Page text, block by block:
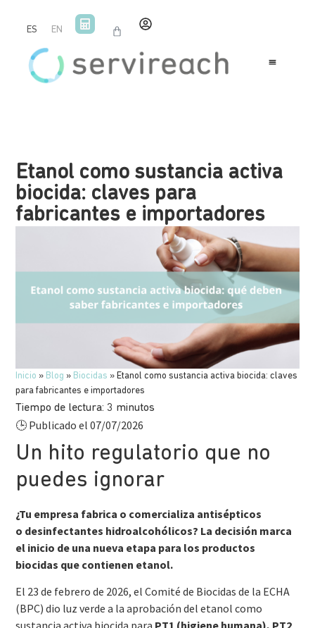
ES EN
Etanol como sustancia activa
biocida: claves para
fabricantes e importadores
Inicio » Blog » Biocidas » Etanol como sustancia activa biocida: claves
para fabricantes e importadores
Tiempo de lectura: 3 minutos
🕒 Publicado el 07/07/2026
Un hito regulatorio que no
puedes ignorar
¿Tu empresa fabrica o comercializa antisépticos
o desinfectantes hidroalcohólicos? La decisión marca
el inicio de una nueva etapa para los productos
biocidas que contienen etanol.
El 23 de febrero de 2026, el Comité de Biocidas de la ECHA
(BPC) dio luz verde a la aprobación del etanol como